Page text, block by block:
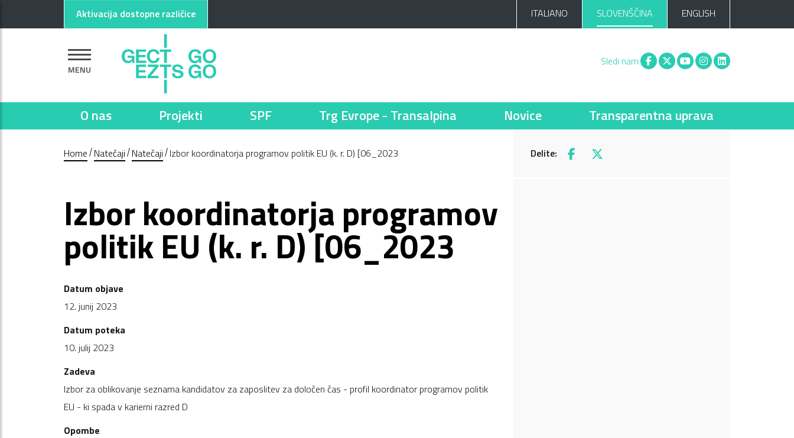
Aktivacija dostopne različice ITALIANO SLOVENŠČINA ENGLISH
MENU
Sledi nam Facebook
X You tubeInstagram
Linkedin
O nas Projekti SPF Trg Evrope - Transalpina Novice Transparentna uprava
Home Natečaji Natečaji Izbor koordinatorja programov politik EU (k. r. D) [06_2023 Delite: Facebook
X
Izbor koordinatorja programov
politik EU (k. r. D) [06_2023
Datum objave
12. junij 2023
Datum poteka
10. julij 2023
Zadeva
Izbor za oblikovanje seznama kandidatov za zaposlitev za določen čas - profil koordinator programov politik
EU - ki spada v karierni razred D
Opombe